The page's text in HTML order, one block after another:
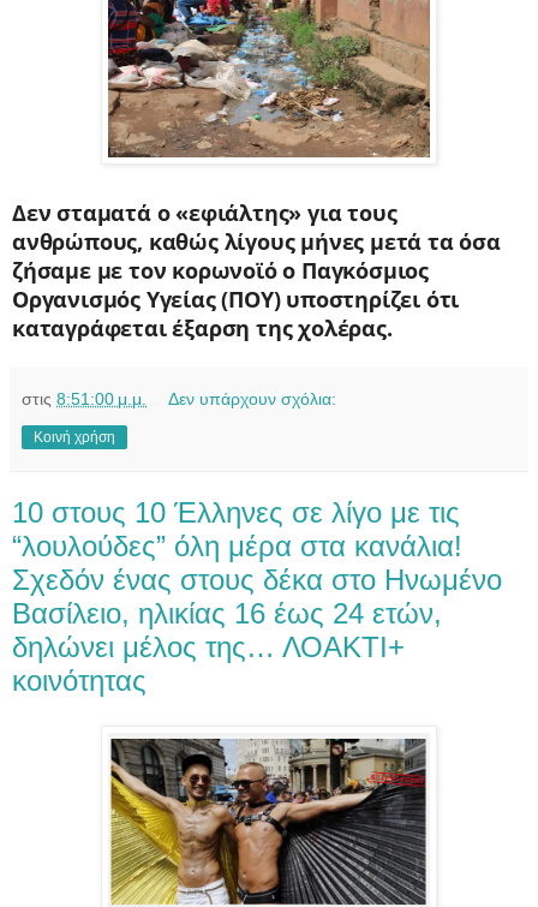
Δεν σταματά ο «εφιάλτης» για τους
ανθρώπους, καθώς λίγους μήνες μετά τα όσα
ζήσαμε με τον κορωνοϊό ο Παγκόσμιος
Οργανισμός Υγείας (ΠΟΥ) υποστηρίζει ότι
καταγράφεται έξαρση της χολέρας.
στις 8:51:00 μ.μ. Δεν υπάρχουν σχόλια:
Κοινή χρήση
10 στους 10 Έλληνες σε λίγο με τις
“λουλούδες” όλη μέρα στα κανάλια!
Σχεδόν ένας στους δέκα στο Ηνωμένο
Βασίλειο, ηλικίας 16 έως 24 ετών,
δηλώνει μέλος της… ΛΟΑΚΤΙ+
κοινότητας